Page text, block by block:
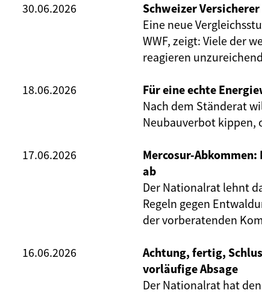
30.06.2026
Schweizer
Eine neue
WWF, zeigt: Viele der
reagieren
18.06.2026
Für eine echte
Nach dem Ständerat
Neubauverbot kippen,
17.06.2026
Mercosur-
ab
Der Nationalrat lehnt
Regeln gegen
der vorberatenden
16.06.2026
Achtung, fertig,
vorläufige Absage
Der Nationalrat hat